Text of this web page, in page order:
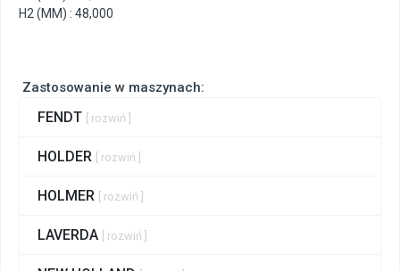
Zastosowanie w maszynach:
FENDT [ rozwiń ]
HOLDER [ rozwiń ]
HOLMER [ rozwiń ]
LAVERDA [ rozwiń ]
H2 (MM) : 48,000